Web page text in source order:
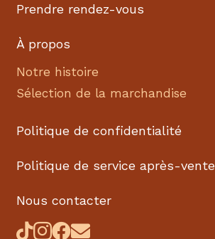
Prendre rendez-vous
À propos
Notre histoire
Sélection de la marchandise
Politique de confidentialité
Politique de service après-vente
Nous contacter